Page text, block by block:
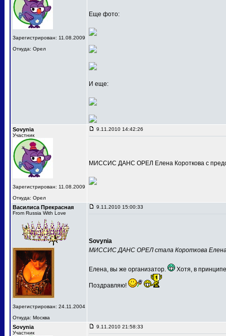
Зарегистрирован: 11.08.2009
Откуда: Орел
Еще фото:
И еще:
Sovynia
Участник
Зарегистрирован: 11.08.2009
Откуда: Орел
9.11.2010 14:42:26
МИССИС ДАНС ОРЕЛ Елена Короткова с
Василиса Прекрасная
From Russia With Love
Зарегистрирован: 24.11.2004
Откуда: Москва
9.11.2010 15:00:33
Sovynia
МИССИС ДАНС ОРЕЛ стала Короткова
Елена, вы же организатор. Хотя, в
Поздравляю!
Sovynia
Участник
9.11.2010 21:58:33